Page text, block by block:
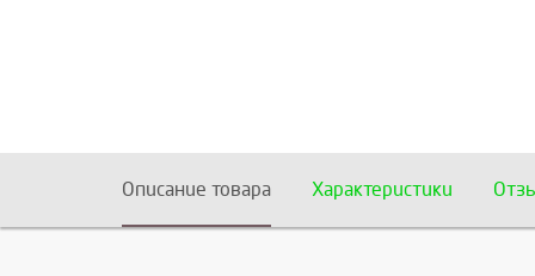
Описание товара Характеристики